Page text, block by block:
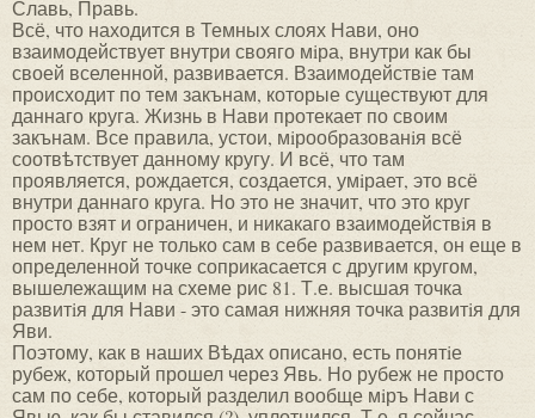
Славь, Правь.
Всё, что находится в Темных слоях Нави, оно
взаимодействует внутри свояго мiра, внутри как бы
своей вселенной, развивается. Взаимодействiе там
происходит по тем закънам, которые существуют для
даннаго круга. Жизнь в Нави протекает по своим
закънам. Все правила, устои, мiрообразованiя всё
соотвѣтствует данному кругу. И всё, что там
проявляется, рождается, создается, умiрает, это всё
внутри даннаго круга. Но это не значит, что это круг
просто взят и ограничен, и никакаго взаимодействiя в
нем нет. Круг не только сам в себе развивается, он еще в
определенной точке соприкасается с другим кругом,
вышележащим на схеме рис 81. Т.е. высшая точка
развитiя для Нави - это самая нижняя точка развитiя для
Яви.
Поэтому, как в наших Вѣдах описано, есть понятiе
рубеж, который прошел через Явь. Но рубеж не просто
сам по себе, который разделил вообще мiръ Нави с